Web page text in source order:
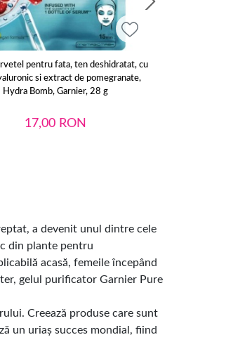
pentru fata, ten deshidratat, cu
si extract de pomegranate,
Hydra Bomb, Garnier, 28 g
17,00 RON
a devenit unul dintre cele
din plante pentru
acasă, femeile începând
gelul purificator Garnier Pure
Creează produse care sunt
un uriaș succes mondial, fiind